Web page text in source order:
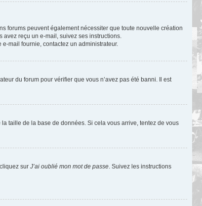
forums peuvent également nécessiter que toute nouvelle création
avez reçu un e-mail, suivez ses instructions.
e-mail fournie, contactez un administrateur.
du forum pour vérifier que vous n’avez pas été banni. Il est
taille de la base de données. Si cela vous arrive, tentez de vous
sur J’ai oublié mon mot de passe. Suivez les instructions